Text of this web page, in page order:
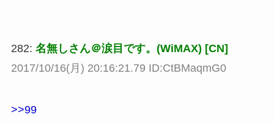
282: 名無しさん＠涙目です。(WiMAX) [CN]
2017/10/16(月) 20:16:21.79 ID:CtBMaqmG0
>>99